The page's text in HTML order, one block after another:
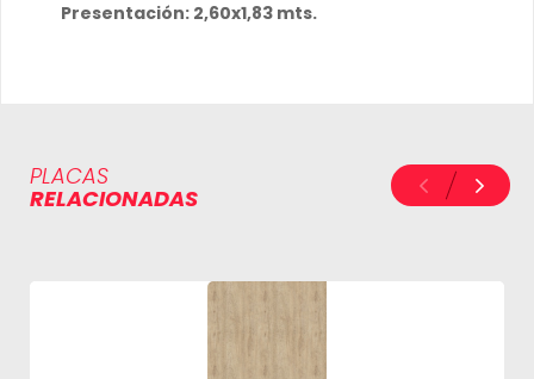
Presentación: 2,60x1,83 mts.
PLACAS
RELACIONADAS